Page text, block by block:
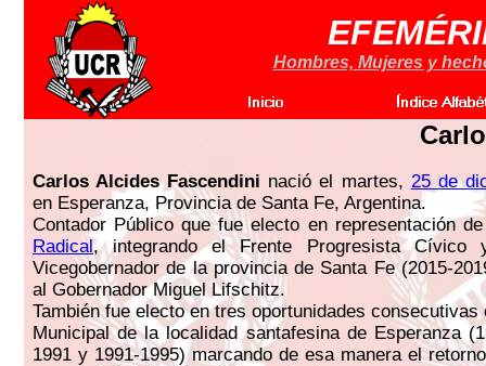
Hombres, Mujeres y
Carlos Alcides Fascendini nació el martes, 25 de
en Esperanza, Provincia de Santa Fe, Argentina.
Contador Público que fue electo en representación
Radical, integrando el Frente Progresista Cívico
Vicegobernador de la provincia de Santa Fe (2015-
al Gobernador Miguel Lifschitz.
También fue electo en tres oportunidades consecutivas
Municipal de la localidad santafesina de Esperanza
1991 y 1991-1995) marcando de esa manera el